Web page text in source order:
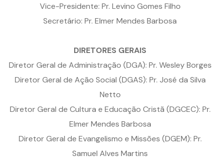
Vice-Presidente: Pr. Levino Gomes Filho
Secretário: Pr. Elmer Mendes Barbosa
DIRETORES GERAIS
Diretor Geral de Administração (DGA): Pr. Wesley Borges
Diretor Geral de Ação Social (DGAS): Pr. José da Silva
Netto
Diretor Geral de Cultura e Educação Cristã (DGCEC): Pr.
Elmer Mendes Barbosa
Diretor Geral de Evangelismo e Missões (DGEM): Pr.
Samuel Alves Martins